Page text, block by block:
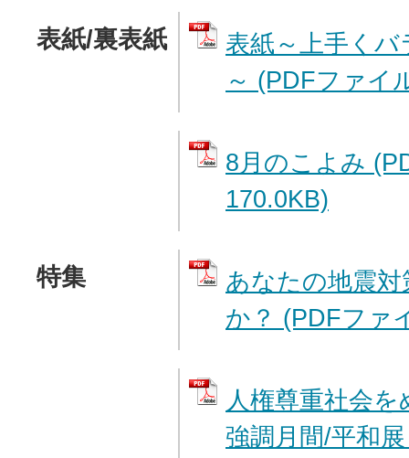
表紙/裏表紙
表紙～上手く
～ (PDFファイ
8月のこよみ
170.0KB)
特集
あなたの地震
か？ (PDFファ
人権尊重社会
強調月間/平和